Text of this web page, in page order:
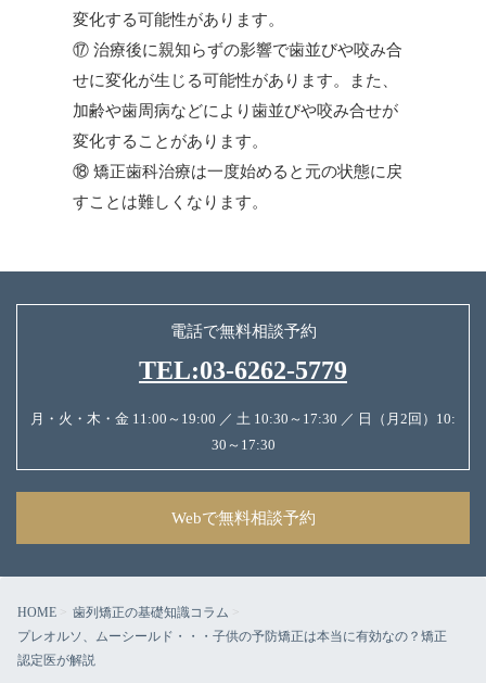
変化する可能性があります。
⑰ 治療後に親知らずの影響で歯並びや咬み合
せに変化が生じる可能性があります。また、
加齢や歯周病などにより歯並びや咬み合せが
変化することがあります。
⑱ 矯正歯科治療は一度始めると元の状態に戻
すことは難しくなります。
電話で無料相談予約
TEL:03-6262-5779
月・火・木・金 11:00～19:00 ／ 土 10:30～17:30 ／ 日（月2回）10:
30～17:30
Webで無料相談予約
HOME
歯列矯正の基礎知識コラム
プレオルソ、ムーシールド・・・子供の予防矯正は本当に有効なの？矯正
認定医が解説